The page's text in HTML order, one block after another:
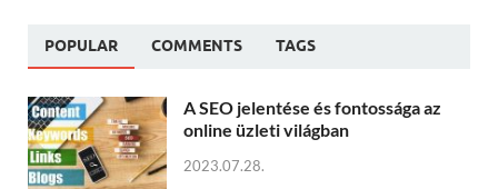
POPULAR COMMENTS TAGS
A SEO jelentése és fontossága az
online üzleti világban
2023.07.28.